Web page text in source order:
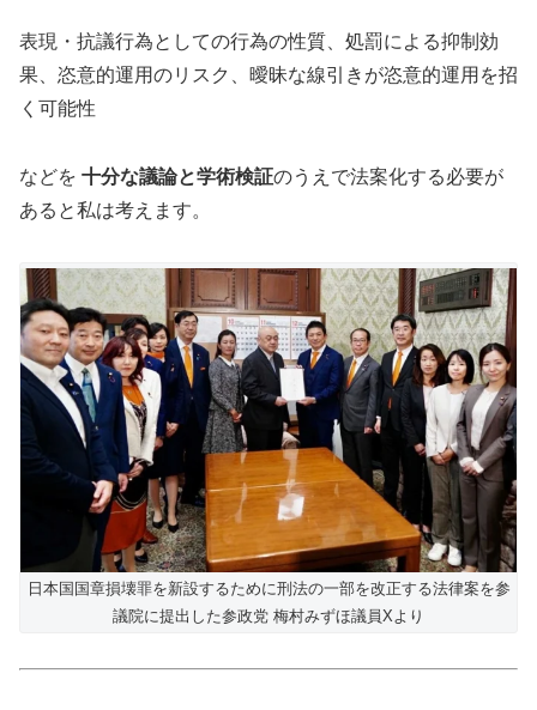
表現・抗議行為としての行為の性質、処罰による抑制効
果、恣意的運用のリスク、曖昧な線引きが恣意的運用を招
く可能性
などを 十分な議論と学術検証のうえで法案化する必要が
あると私は考えます。
日本国国章損壊罪を新設するために刑法の一部を改正する法律案を参
議院に提出した参政党 梅村みずほ議員Xより